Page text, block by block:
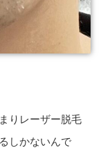
りレーザー脱毛
しかないんで